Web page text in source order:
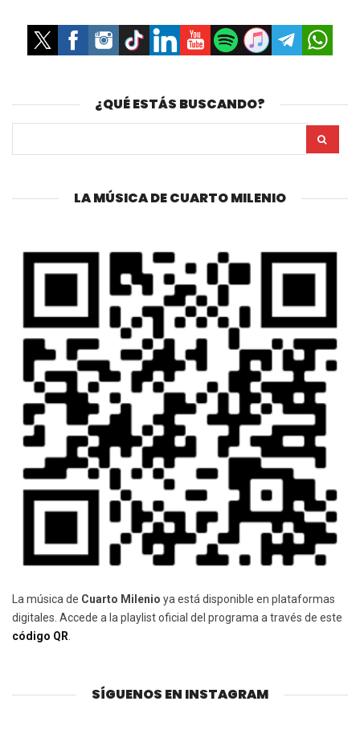
¿QUÉ ESTÁS BUSCANDO?
LA MÚSICA DE CUARTO MILENIO
La música de Cuarto Milenio ya está disponible en plataformas
digitales. Accede a la playlist oficial del programa a través de este
código QR
SÍGUENOS EN INSTAGRAM